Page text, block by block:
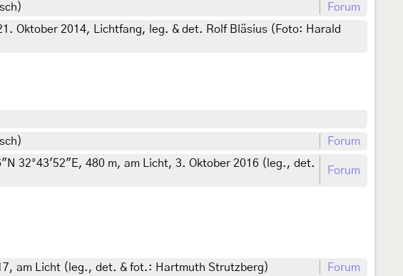
Forum
Oktober 2014, Lichtfang, leg. & det. Rolf Bläsius (Foto: Harald
Forum
32°43'52"E, 480 m, am Licht, 3. Oktober 2016 (leg., det.
Forum
am Licht (leg., det. & fot.: Hartmuth Strutzberg) Forum